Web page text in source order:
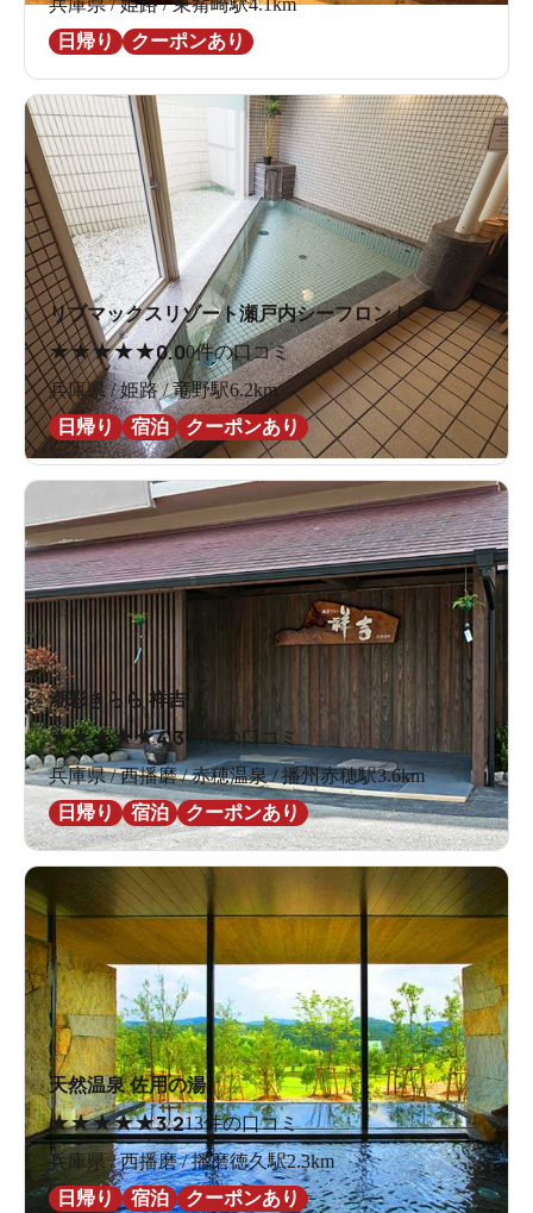
兵庫県 / 姫路 / 東觜崎駅4.1km
日帰り
クーポンあり
リブマックスリゾート瀬戸内シーフロント
★★★★★0.00件の口コミ
兵庫県 / 姫路 / 竜野駅6.2km
日帰り
宿泊 クーポンあり
潮彩きらら 祥吉
★★★★★4.3 16件の口コミ
兵庫県 / 西播磨 / 赤穂温泉 / 播州赤穂駅3.6km
日帰り
宿泊 クーポンあり
天然温泉 佐用の湯
★★★★★3.213件の口コミ
兵庫県 / 西播磨 / 播磨徳久駅2.3km
日帰り
宿泊 クーポンあり